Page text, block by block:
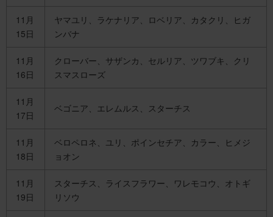
11月
15日
ヤマユリ、ラケナリア、ロベリア、カタクリ、ヒガ
ンバナ
11月
16日
クローバー、サザンカ、セルリア、ツワブキ、クリ
スマスローズ
11月
17日
ベゴニア、エレムルス、スターチス
11月
18日
ベロペロネ、ユリ、ポインセチア、カラー、ヒメジ
ョオン
11月
19日
スターチス、ライスフラワー、ワレモコウ、オトギ
リソウ